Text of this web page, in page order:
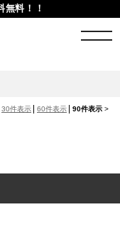
料！！
30件表示 60件表示 90件表示 >